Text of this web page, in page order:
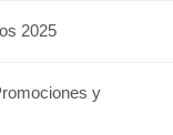
2025
y